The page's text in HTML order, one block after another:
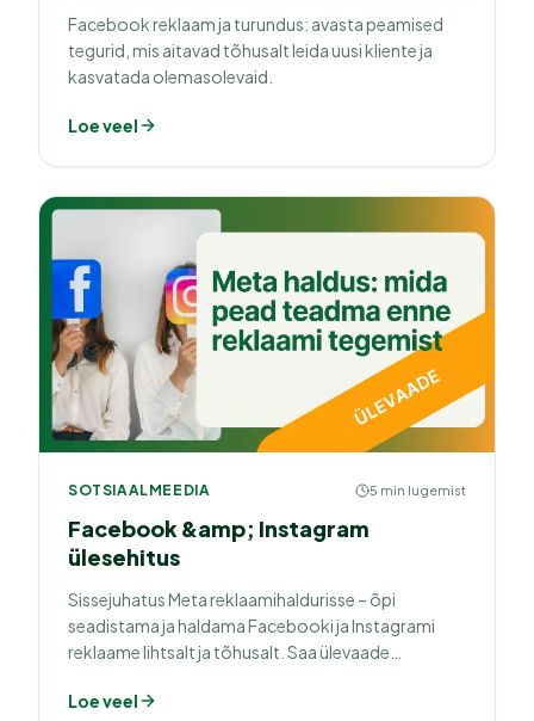
Facebook reklaam ja turundus: avasta peamised
tegurid, mis aitavad tõhusalt leida uusi kliente ja
kasvatada olemasolevaid.
Loe veel
SOTSIAALMEEDIA 5 min lugemist
Facebook &amp; Instagram
ülesehitus
Sissejuhatus Meta reklaamihaldurisse – õpi
seadistama ja haldama Facebooki ja Instagrami
reklaame lihtsalt ja tõhusalt. Saa ülevaade
sotsiaalmeedia turundust!
Loe veel